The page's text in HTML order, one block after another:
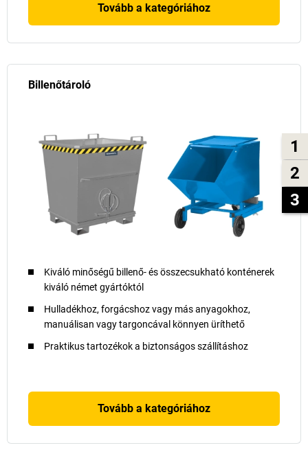
1
2
3
Tovább a kategóriához
Billenőtároló
Kiváló minőségű billenő- és összecsukható konténerek
kiváló német gyártóktól
Hulladékhoz, forgácshoz vagy más anyagokhoz,
manuálisan vagy targoncával könnyen üríthető
Praktikus tartozékok a biztonságos szállításhoz
Tovább a kategóriához